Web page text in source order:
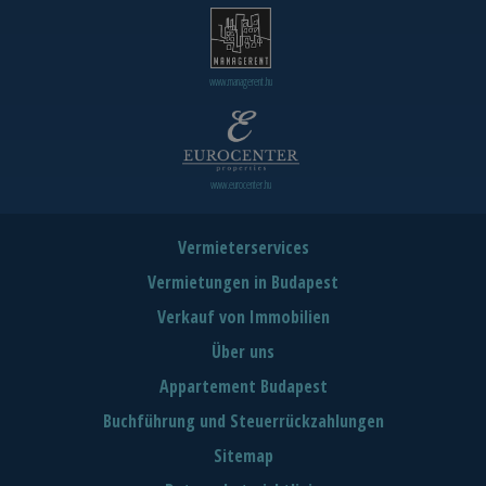
www.managerent.hu
www.eurocenter.hu
Vermieterservices
Vermietungen in Budapest
Verkauf von Immobilien
Über uns
Appartement Budapest
Buchführung und Steuerrückzahlungen
Sitemap